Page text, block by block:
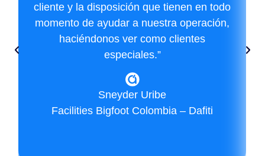
cliente y la disposición que tienen en todo
momento de ayudar a nuestra operación,
haciéndonos ver como clientes
especiales.”
Sneyder Uribe
Facilities Bigfoot Colombia – Dafiti